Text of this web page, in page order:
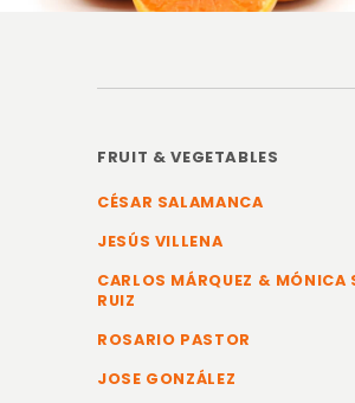
FRUIT & VEGETABLES
CÉSAR SALAMANCA
JESÚS VILLENA
CARLOS MÁRQUEZ & MÓNICA
RUIZ
ROSARIO PASTOR
JOSE GONZÁLEZ